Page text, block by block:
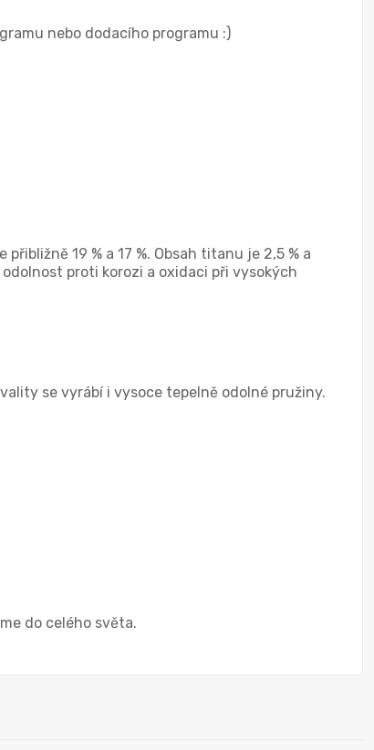
nebo dodacího programu :)
19 % a 17 %. Obsah titanu je 2,5 % a
proti korozi a oxidaci při vysokých
se vyrábí i vysoce tepelně odolné pružiny.
do celého světa.